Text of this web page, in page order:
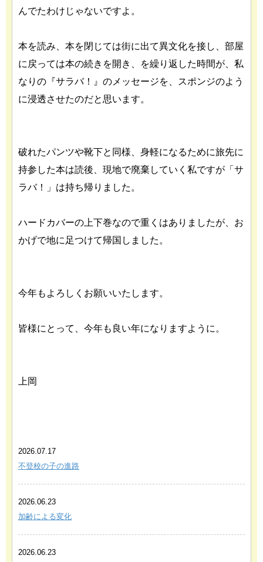
んでたわけじゃないですよ。
本を読み、本を閉じては街に出て異文化を接し、部屋
に戻っては本の続きを開き、を繰り返した時間が、私
なりの『サラバ！』のメッセージを、スポンジのよう
に浸透させたのだと思います。
破れたパンツや靴下と同様、身軽になるために旅先に
持参した本は読後、現地で廃棄していく私ですが「サ
ラバ！」は持ち帰りました。
ハードカバーの上下巻なので重くはありましたが、お
かげで地に足つけて帰国しました。
今年もよろしくお願いいたします。
皆様にとって、今年も良い年になりますように。
上岡
2026.07.17
不登校の子の進路
2026.06.23
加齢による変化
2026.06.23